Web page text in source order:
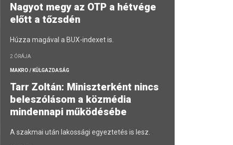
Nagyot megy az OTP a hétvége
előtt a tőzsdén
Húzza magával a BUX-indexet is.
2 ÓRÁJA
MAKRO / KÜLGAZDASÁG
Tarr Zoltán: Miniszterként nincs
beleszólásom a közmédia
mindennapi működésébe
A szakmai után lakossági egyeztetés is lesz.